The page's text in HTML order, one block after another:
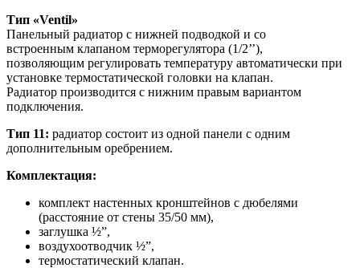
Тип «Ventil»
Панельный радиатор с нижней подводкой и со
встроенным клапаном терморегулятора (1/2’’),
позволяющим регулировать температуру автоматически при
установке термостатической головки на клапан.
Радиатор производится с нижним правым вариантом
подключения.
Тип 11: радиатор состоит из одной панели с одним
дополнительным оребрением.
Комплектация:
комплект настенных кронштейнов с дюбелями
(расстояние от стены 35/50 мм),
заглушка ½”,
воздухоотводчик ½”,
термостатический клапан.